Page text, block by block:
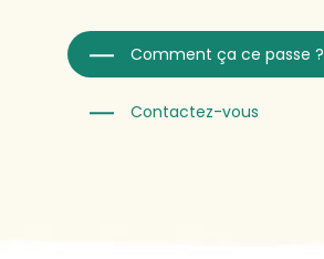
Comment ça ce passe ?
Contactez-vous